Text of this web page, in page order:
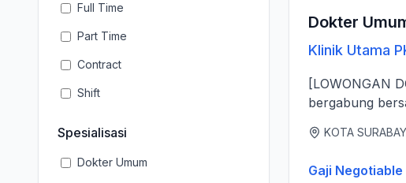
Full Time
Part Time
Contract
Shift
Spesialisasi
Dokter Umum
Dokter
Klinik Utama
[LOWONGAN DOKTER] Klinik Utama PKBI Jawa Timur membuka
bergabung
KOTA
Gaji Negotiable